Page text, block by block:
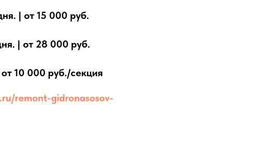
| от 15 000 руб.
| от 28 000 руб.
10 000 руб./секция
remont-gidronasosov-